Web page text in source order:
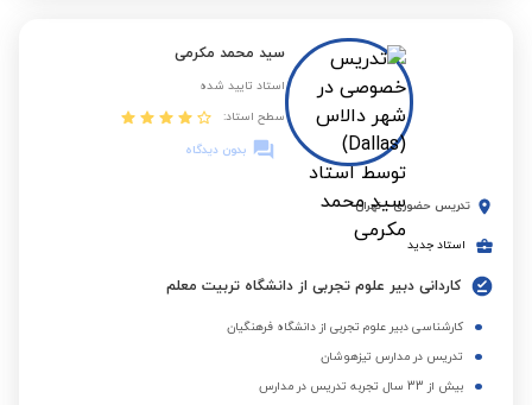
سید محمد مکرمی
استاد تایید شده
سطح استاد:
بدون دیدگاه
تدریس حضوری - تهران
استاد جدید
کاردانی دبیر علوم تجربی از دانشگاه تربیت معلم
کارشناسی دبیر علوم تجربی از دانشگاه فرهنگیان
تدریس در مدارس تیزهوشان
بیش از 33 سال تجربه تدریس در مدارس